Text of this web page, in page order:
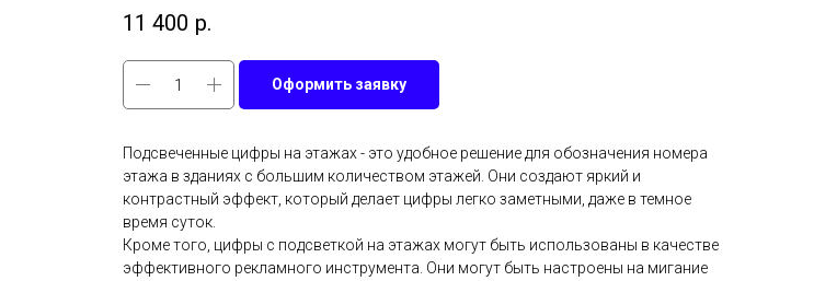
11 400 р.
Оформить заявку
Подсвеченные цифры на этажах - это удобное решение для обозначения номера
этажа в зданиях с большим количеством этажей. Они создают яркий и
контрастный эффект, который делает цифры легко заметными, даже в темное
время суток.
Кроме того, цифры с подсветкой на этажах могут быть использованы в качестве
эффективного рекламного инструмента. Они могут быть настроены на мигание